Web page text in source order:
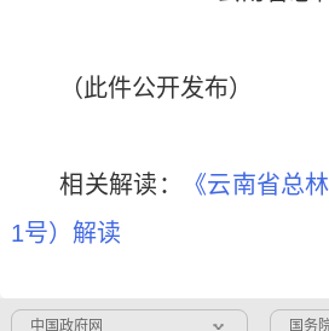
（此件公开发布）
相关解读：
《云南省总
1号）解读
中国政府网 国务